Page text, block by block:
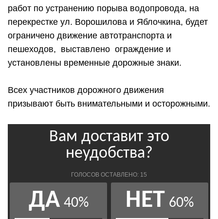
работ по устранению порыва водопровода, на
перекрестке ул. Ворошилова и Яблочкина, будет
ограничено движение автотранспорта и
пешеходов, выставлено ограждение и
установлены временные дорожные знаки.
Всех участников дорожного движения
призывают быть внимательными и осторожными.